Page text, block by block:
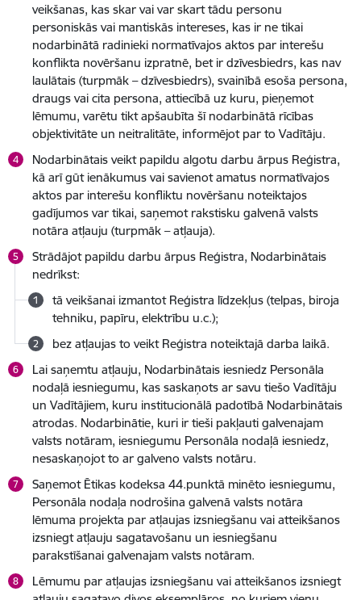
veikšanas, kas skar vai var skart tādu personu
personiskās vai mantiskās intereses, kas ir ne tikai
nodarbinātā radinieki normatīvajos aktos par interešu
konflikta novēršanu izpratnē, bet ir dzīvesbiedrs, kas nav
laulātais (turpmāk – dzīvesbiedrs), svainībā esoša persona,
draugs vai cita persona, attiecībā uz kuru, pieņemot
lēmumu, varētu tikt apšaubīta šī nodarbinātā rīcības
objektivitāte un neitralitāte, informējot par to Vadītāju.
Nodarbinātais veikt papildu algotu darbu ārpus Reģistra,
kā arī gūt ienākumus vai savienot amatus normatīvajos
aktos par interešu konfliktu novēršanu noteiktajos
gadījumos var tikai, saņemot rakstisku galvenā valsts
notāra atļauju (turpmāk – atļauja).
Strādājot papildu darbu ārpus Reģistra, Nodarbinātais
nedrīkst:
tā veikšanai izmantot Reģistra līdzekļus (telpas, biroja
tehniku, papīru, elektrību u.c.);
bez atļaujas to veikt Reģistra noteiktajā darba laikā.
Lai saņemtu atļauju, Nodarbinātais iesniedz Personāla
nodaļā iesniegumu, kas saskaņots ar savu tiešo Vadītāju
un Vadītājiem, kuru institucionālā padotībā Nodarbinātais
atrodas. Nodarbinātie, kuri ir tieši pakļauti galvenajam
valsts notāram, iesniegumu Personāla nodaļā iesniedz,
nesaskaņojot to ar galveno valsts notāru.
Saņemot Ētikas kodeksa 44.punktā minēto iesniegumu,
Personāla nodaļa nodrošina galvenā valsts notāra
lēmuma projekta par atļaujas izsniegšanu vai atteikšanos
izsniegt atļauju sagatavošanu un iesniegšanu
parakstīšanai galvenajam valsts notāram.
Lēmumu par atļaujas izsniegšanu vai atteikšanos izsniegt